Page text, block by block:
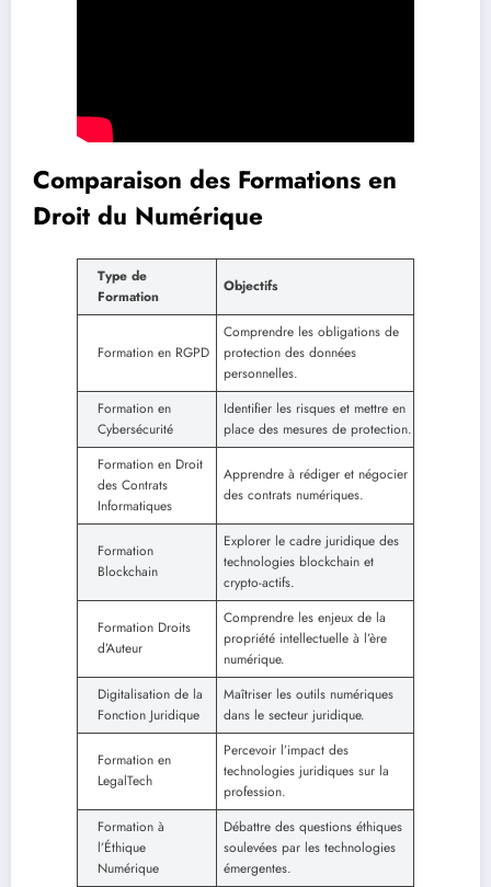
Comparaison des Formations en
Droit du Numérique
Type de
Formation
Objectifs
Formation en RGPD
Comprendre les obligations de
protection des données
personnelles.
Formation en
Cybersécurité
Identifier les risques et mettre en
place des mesures de protection.
Formation en Droit
des Contrats
Informatiques
Apprendre à rédiger et négocier
des contrats numériques.
Formation
Blockchain
Explorer le cadre juridique des
technologies blockchain et
crypto-actifs.
Formation Droits
d’Auteur
Comprendre les enjeux de la
propriété intellectuelle à l’ère
numérique.
Digitalisation de la
Fonction Juridique
Maîtriser les outils numériques
dans le secteur juridique.
Formation en
LegalTech
Percevoir l’impact des
technologies juridiques sur la
profession.
Formation à
l’Éthique
Numérique
Débattre des questions éthiques
soulevées par les technologies
émergentes.